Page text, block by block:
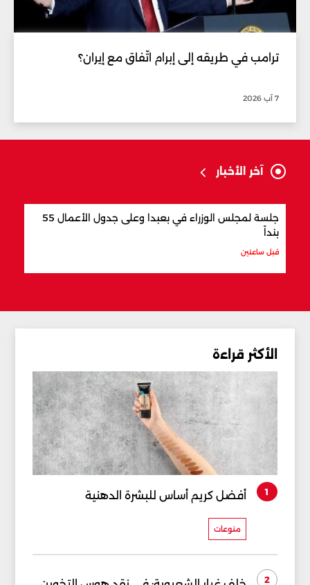
ترامب في طريقه إلى إبرام اتّفاق مع إيران؟
7 آب 2026
آخر الأخبار
جلسة لمجلس الوزراء في بعبدا وعلى جدول الأعمال 55
بنداً
قبل ساعتين
الأكثر قراءة
1 أفضل كريم أساس للبشرة الدهنية
منوعات
2